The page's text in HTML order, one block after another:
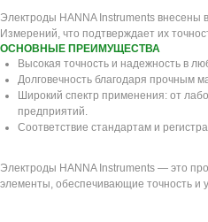
Электроды HANNA Instruments внесены
Измерений, что подтверждает их
ОСНОВНЫЕ ПРЕИМУЩЕСТВА
Высокая точность и надежность в
Долговечность благодаря прочным
Широкий спектр применения: от
предприятий.
Соответствие стандартам и
Электроды HANNA Instruments — это
элементы, обеспечивающие точность и